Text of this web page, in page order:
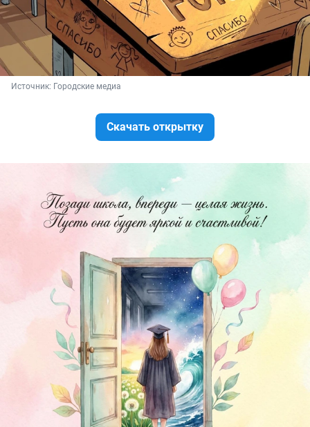
Источник: Городские медиа
Скачать открытку